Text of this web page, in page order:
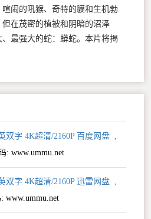
闹的吼猴、奇特的貘和生机勃
在茂密的植被和阴暗的沼泽
最强大的蛇：蟒蛇。本片将揭
双字 4K超清/2160P 百度网盘
: www.ummu.net
双字 4K超清/2160P 迅雷网盘
www.ummu.net